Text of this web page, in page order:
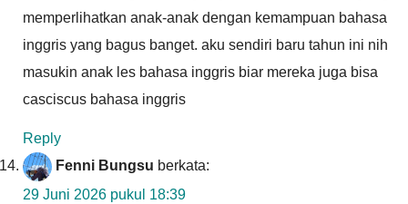
memperlihatkan anak-anak dengan kemampuan bahasa
inggris yang bagus banget. aku sendiri baru tahun ini nih
masukin anak les bahasa inggris biar mereka juga bisa
casciscus bahasa inggris
Reply
Fenni Bungsu berkata:
29 Juni 2026 pukul 18:39